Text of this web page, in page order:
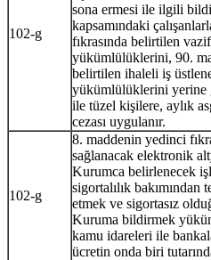
102-g
sona ermesi ile ilgili
kapsamındaki
fıkrasında belirtilen
yükümlülüklerini, 90.
belirtilen ihaleli iş
yükümlülüklerini yerine
ile tüzel kişilere, aylık
cezası uygulanır.
102-g
8. maddenin yedinci
sağlanacak elektronik
Kurumca belirlenecek
sigortalılık bakımından
etmek ve sigortasız
Kuruma bildirmek
kamu idareleri ile
ücretin onda biri